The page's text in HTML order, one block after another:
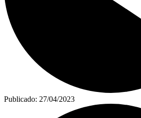
Publicado: 27/04/2023